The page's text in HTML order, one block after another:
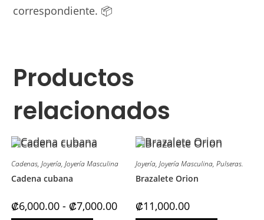
correspondiente. 📦
Productos
relacionados
Cadenas, Joyería, Joyería Masculina
Cadena cubana
₡6,000.00 - ₡7,000.00Rango
de
Joyería,Joyería Masculina,Pulseras.
Brazalete Orion
₡11,000.00